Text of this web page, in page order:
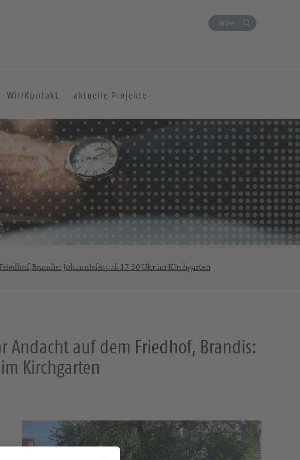
Suche
Wir/Kontakt aktuelle Projekte
Brandis: Johannisfest ab 17.30 Uhr im Kirchgarten
Andacht auf dem Friedhof, Brandis:
Kirchgarten